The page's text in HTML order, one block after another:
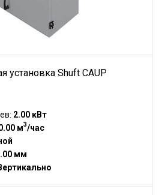
установка Shuft CAUP
2.00 кВт
м3/час
мм